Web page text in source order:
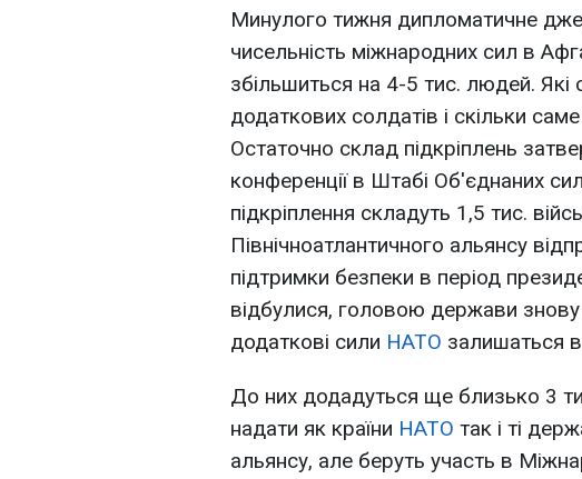
Минулого тижня дипломатичне
чисельність міжнародних сил в
збільшиться на 4-5 тис. людей. Які
додаткових солдатів і скільки
Остаточно склад підкріплень
конференції в Штабі Об'єднаних сил
підкріплення складуть 1,5 тис.
Північноатлантичного альянсу
підтримки безпеки в період
відбулися, головою держави
додаткові сили НАТО залишаться в
До них додадуться ще близько 3
надати як країни НАТО так і ті
альянсу, але беруть участь в